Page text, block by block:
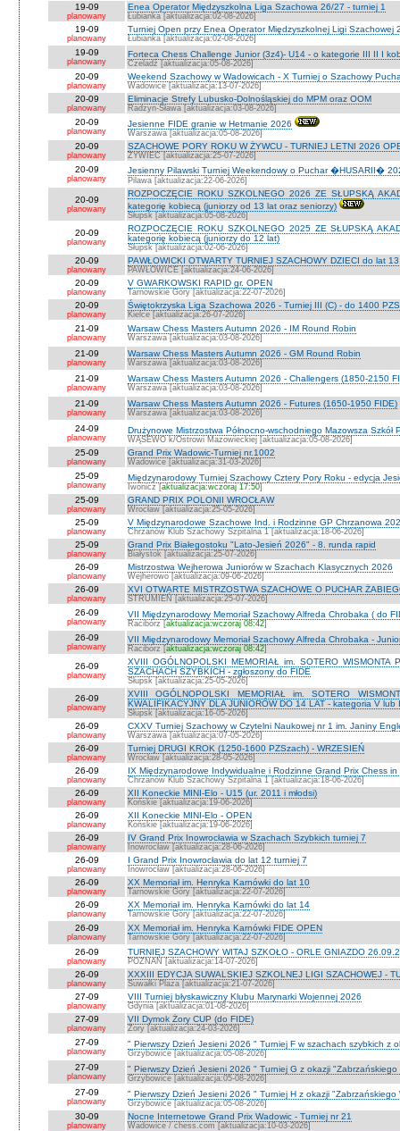
19-09
planowany
Enea Operator Międzyszkolna Liga Szachowa 26/27 - turniej 1
Łubianka [aktualizacja:02-08-2026]
19-09
planowany
Turniej Open przy Enea Operator Międzyszkolnej Ligi Szachowej
Łubianka [aktualizacja:02-08-2026]
19-09
planowany
Forteca Chess Challenge Junior (3z4)- U14 - o kategorie III II I
Czeladź [aktualizacja:05-08-2026]
20-09
planowany
Weekend Szachowy w Wadowicach - X Turniej o Szachowy
Wadowice [aktualizacja:13-07-2026]
20-09
planowany
Eliminacje Strefy Lubusko-Dolnośląskiej do MPM oraz OOM
Radzyn-Sława [aktualizacja:03-08-2026]
20-09
planowany
Jesienne FIDE granie w Hetmanie 2026
Warszawa [aktualizacja:05-08-2026]
20-09
planowany
SZACHOWE PORY ROKU W ŻYWCU - TURNIEJ LETNI 2026
ŻYWIEC [aktualizacja:25-07-2026]
20-09
planowany
Jesienny Pilawski Turniej Weekendowy o Puchar �HUSARII�
Pilawa [aktualizacja:22-06-2026]
20-09
planowany
ROZPOCZĘCIE ROKU SZKOLNEGO 2026 ZE SŁUPSKĄ
kategorię kobiecą (juniorzy od 13 lat oraz seniorzy)
Słupsk [aktualizacja:05-08-2026]
20-09
planowany
ROZPOCZĘCIE ROKU SZKOLNEGO 2025 ZE SŁUPSKĄ
kategorię kobiecą (juniorzy do 12 lat)
Słupsk [aktualizacja:02-06-2026]
20-09
planowany
PAWŁOWICKI OTWARTY TURNIEJ SZACHOWY DZIECI do lat
PAWŁOWICE [aktualizacja:24-06-2026]
20-09
planowany
V GWARKOWSKI RAPID gr. OPEN
Tarnowskie Góry [aktualizacja:22-07-2026]
20-09
planowany
Świętokrzyska Liga Szachowa 2026 - Turniej III (C) - do 1400
Kielce [aktualizacja:26-07-2026]
21-09
planowany
Warsaw Chess Masters Autumn 2026 - IM Round Robin
Warszawa [aktualizacja:03-08-2026]
21-09
planowany
Warsaw Chess Masters Autumn 2026 - GM Round Robin
Warszawa [aktualizacja:03-08-2026]
21-09
planowany
Warsaw Chess Masters Autumn 2026 - Challengers (1850-2150
Warszawa [aktualizacja:03-08-2026]
21-09
planowany
Warsaw Chess Masters Autumn 2026 - Futures (1650-1950 FIDE)
Warszawa [aktualizacja:03-08-2026]
24-09
planowany
Drużynowe Mistrzostwa Północno-wschodniego Mazowsza Szkół
WĄSEWO k/Ostrowi Mazowieckiej [aktualizacja:05-08-2026]
25-09
planowany
Grand Prix Wadowic-Turniej nr.1002
Wadowice [aktualizacja:31-03-2026]
25-09
planowany
Międzynarodowy Turniej Szachowy Cztery Pory Roku - edycja
Iwonicz [aktualizacja:wczoraj 17:50]
25-09
planowany
GRAND PRIX POLONII WROCŁAW
Wrocław [aktualizacja:25-05-2026]
25-09
planowany
V Międzynarodowe Szachowe Ind. i Rodzinne GP Chrzanowa
Chrzanów Klub Szachowy Szpitalna 1 [aktualizacja:18-06-2026]
25-09
planowany
Grand Prix Białegostoku "Lato-Jesień 2026" - 8. runda rapid
Białystok [aktualizacja:25-07-2026]
26-09
planowany
Mistrzostwa Wejherowa Juniorów w Szachach Klasycznych 2026
Wejherowo [aktualizacja:09-06-2026]
26-09
planowany
XVI OTWARTE MISTRZOSTWA SZACHOWE O PUCHAR
STRUMIEŃ [aktualizacja:25-07-2026]
26-09
planowany
VII Międzynarodowy Memoriał Szachowy Alfreda Chrobaka ( do
Racibórz [aktualizacja:wczoraj 08:42]
26-09
planowany
VII Międzynarodowy Memoriał Szachowy Alfreda Chrobaka -
Racibórz [aktualizacja:wczoraj 08:42]
26-09
planowany
XVIII OGÓLNOPOLSKI MEMORIAŁ im. SOTERO WISMONTA
SZACHACH SZYBKICH - zgłoszony do FIDE
Słupsk [aktualizacja:25-05-2026]
26-09
planowany
XVIII OGÓLNOPOLSKI MEMORIAŁ im. SOTERO
KWALIFIKACYJNY DLA JUNIORÓW DO 14 LAT - kategoria V
Słupsk [aktualizacja:16-05-2026]
26-09
planowany
CXXV Turniej Szachowy w Czytelni Naukowej nr 1 im. Janiny
Warszawa [aktualizacja:07-05-2026]
26-09
planowany
Turniej DRUGI KROK (1250-1600 PZSzach) - WRZESIEŃ
Wrocław [aktualizacja:28-05-2026]
26-09
planowany
IX Międzynarodowe Indywidualne i Rodzinne Grand Prix Chess
Chrzanów Klub Szachowy Szpitalna 1 [aktualizacja:18-06-2026]
26-09
planowany
XII Koneckie MINI-Elo - U15 (ur. 2011 i młodsi)
Końskie [aktualizacja:19-06-2026]
26-09
planowany
XII Koneckie MINI-Elo - OPEN
Końskie [aktualizacja:19-06-2026]
26-09
planowany
IV Grand Prix Inowrocławia w Szachach Szybkich turniej 7
Inowrocław [aktualizacja:28-06-2026]
26-09
planowany
I Grand Prix Inowrocławia do lat 12 turniej 7
Inowrocław [aktualizacja:28-06-2026]
26-09
planowany
XX Memoriał im. Henryka Karnówki do lat 10
Tarnowskie Góry [aktualizacja:22-07-2026]
26-09
planowany
XX Memoriał im. Henryka Karnówki do lat 14
Tarnowskie Góry [aktualizacja:22-07-2026]
26-09
planowany
XX Memoriał im. Henryka Karnówki FIDE OPEN
Tarnowskie Góry [aktualizacja:22-07-2026]
26-09
planowany
TURNIEJ SZACHOWY WITAJ SZKOŁO - ORLE GNIAZDO
POZNAŃ [aktualizacja:14-07-2026]
26-09
planowany
XXXIII EDYCJA SUWALSKIEJ SZKOLNEJ LIGI SZACHOWEJ -
Suwałki Plaza [aktualizacja:21-07-2026]
27-09
planowany
VIII Turniej błyskawiczny Klubu Marynarki Wojennej 2026
Gdynia [aktualizacja:01-08-2026]
27-09
planowany
VII Dymok Żory CUP (do FIDE)
Żory [aktualizacja:24-03-2026]
27-09
planowany
" Pierwszy Dzień Jesieni 2026 " Turniej F w szachach szybkich z
Grzybowice [aktualizacja:05-08-2026]
27-09
planowany
" Pierwszy Dzień Jesieni 2026 " Turniej G z okazji "Zabrzańskiego
Grzybowice [aktualizacja:05-08-2026]
27-09
planowany
" Pierwszy Dzień Jesieni 2026 " Turniej H z okazji "Zabrzańskiego
Grzybowice [aktualizacja:05-08-2026]
30-09
planowany
Nocne Internetowe Grand Prix Wadowic - Turniej nr 21
Wadowice / chess.com [aktualizacja:10-03-2026]